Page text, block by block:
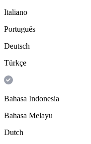
Italiano
Português
Deutsch
Türkçe
Bahasa Indonesia
Bahasa Melayu
Dutch